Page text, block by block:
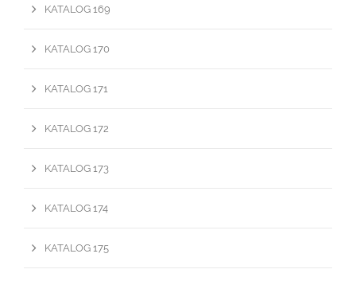
KATALOG 169
KATALOG 170
KATALOG 171
KATALOG 172
KATALOG 173
KATALOG 174
KATALOG 175